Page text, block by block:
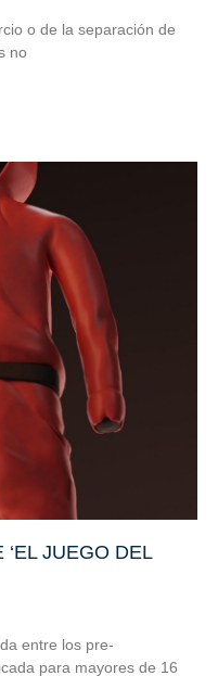
o de la separación de
no
JUEGO DEL
entre los pre-
para mayores de 16